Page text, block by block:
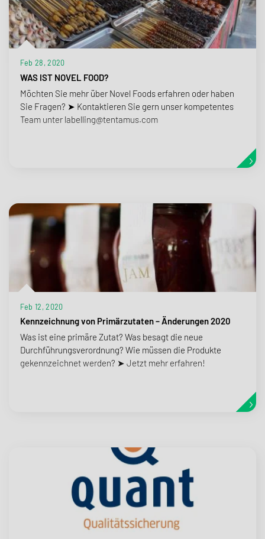
Feb 28, 2020
WAS IST NOVEL FOOD?
Möchten Sie mehr über Novel Foods erfahren oder haben
Sie Fragen? ➤ Kontaktieren Sie gern unser kompetentes
Team unter labelling@tentamus.com
Feb 12, 2020
Kennzeichnung von Primärzutaten – Änderungen 2020
Was ist eine primäre Zutat? Was besagt die neue
Durchführungsverordnung? Wie müssen die Produkte
gekennzeichnet werden? ➤ Jetzt mehr erfahren!